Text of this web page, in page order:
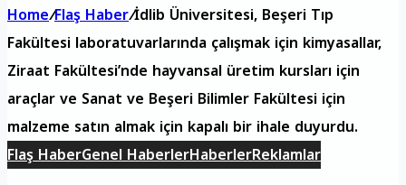
Home/Flaş Haber/İdlib Üniversitesi, Beşeri Tıp
Fakültesi laboratuvarlarında çalışmak için kimyasallar,
Ziraat Fakültesi’nde hayvansal üretim kursları için
araçlar ve Sanat ve Beşeri Bilimler Fakültesi için
malzeme satın almak için kapalı bir ihale duyurdu.
Flaş HaberGenel HaberlerHaberlerReklamlar